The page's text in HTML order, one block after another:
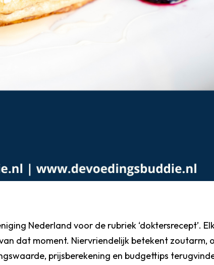
Nederland voor de rubriek ‘doktersrecept’.
dat moment. Niervriendelijk betekent zoutarm,
prijsberekening en budgettips